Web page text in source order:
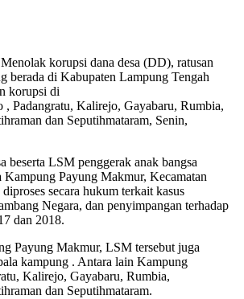
korupsi dana desa (DD), ratusan
berada di Kabupaten Lampung Tengah
korupsi di
, Padangratu, Kalirejo, Gayabaru, Rumbia,
dan Seputihmataram, Senin,
beserta LSM penggerak anak bangsa
Kampung Payung Makmur, Kecamatan
secara hukum terkait kasus
Negara, dan penyimpangan terhadap
dan 2018.
Payung Makmur, LSM tersebut juga
kampung . Antara lain Kampung
Kalirejo, Gayabaru, Rumbia,
dan Seputihmataram.